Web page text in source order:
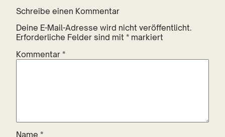
Schreibe einen Kommentar
Deine E-Mail-Adresse wird nicht veröffentlicht.
Erforderliche Felder sind mit * markiert
Kommentar *
Name *